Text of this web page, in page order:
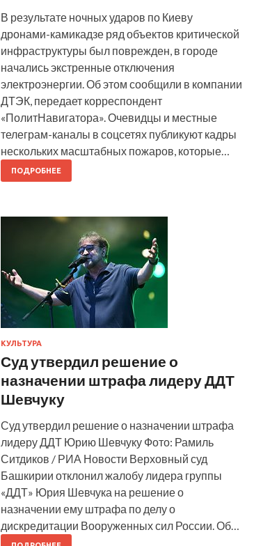
В результате ночных ударов по Киеву
дронами-камикадзе ряд объектов критической
инфраструктуры был поврежден, в городе
начались экстренные отключения
электроэнергии. Об этом сообщили в компании
ДТЭК, передает корреспондент
«ПолитНавигатора». Очевидцы и местные
телеграм-каналы в соцсетях публикуют кадры
нескольких масштабных пожаров, которые…
ПОДРОБНЕЕ
КУЛЬТУРА
Суд утвердил решение о
назначении штрафа лидеру ДДТ
Шевчуку
Суд утвердил решение о назначении штрафа
лидеру ДДТ Юрию Шевчуку Фото: Рамиль
Ситдиков / РИА Новости Верховный суд
Башкирии отклонил жалобу лидера группы
«ДДТ» Юрия Шевчука на решение о
назначении ему штрафа по делу о
дискредитации Вооруженных сил России. Об…